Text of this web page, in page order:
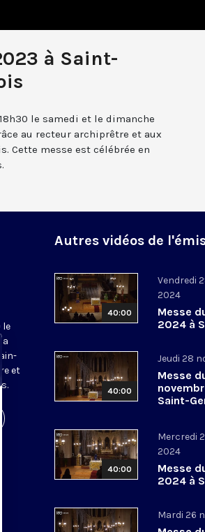
à Saint-
le samedi et le dimanche
au recteur archiprêtre et aux
Cette messe est célébrée en
le
et
Autres vidéos de
40:00
Vendredi
2024
Messe
2024 à
40:00
Jeudi 28
Messe
Saint-
40:00
Mercredi
2024
Messe
2024 à
Mardi 26